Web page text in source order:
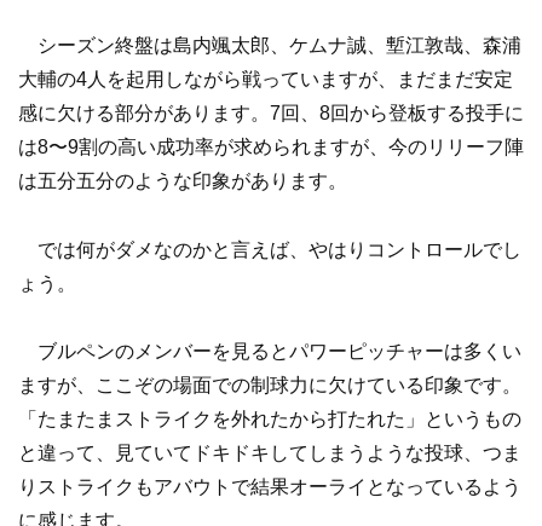
シーズン終盤は島内颯太郎、ケムナ誠、塹江敦哉、森浦
大輔の4人を起用しながら戦っていますが、まだまだ安定
感に欠ける部分があります。7回、8回から登板する投手に
は8〜9割の高い成功率が求められますが、今のリリーフ陣
は五分五分のような印象があります。
では何がダメなのかと言えば、やはりコントロールでし
ょう。
ブルペンのメンバーを見るとパワーピッチャーは多くい
ますが、ここぞの場面での制球力に欠けている印象です。
「たまたまストライクを外れたから打たれた」というもの
と違って、見ていてドキドキしてしまうような投球、つま
りストライクもアバウトで結果オーライとなっているよう
に感じます。